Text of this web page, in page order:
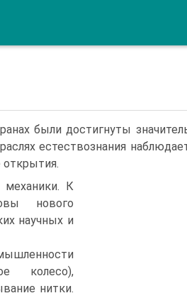
были достигнуты
естествознания
К
нового
научных и
колесо),
нитки.